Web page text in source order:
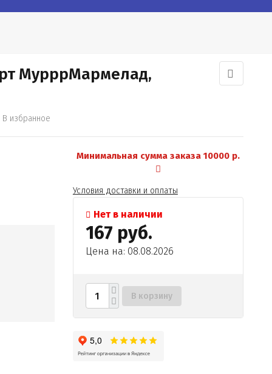
МурррМармелад,
В избранное
Минимальная сумма заказа 10000 р.
Условия доставки и оплаты
Нет в наличии
167 руб.
Цена на: 08.08.2026
В корзину